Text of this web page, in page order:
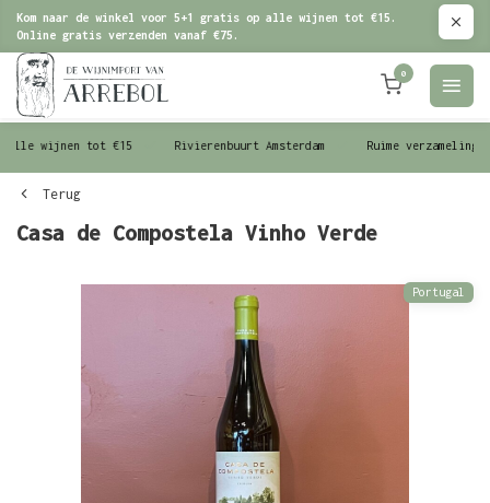
Kom naar de winkel voor 5+1 gratis op alle wijnen tot €15.
Online gratis verzenden vanaf €75.
0
wijnen tot €15 Rivierenbuurt Amsterdam Ruime verzameling
Terug
Casa de Compostela Vinho Verde
Portugal